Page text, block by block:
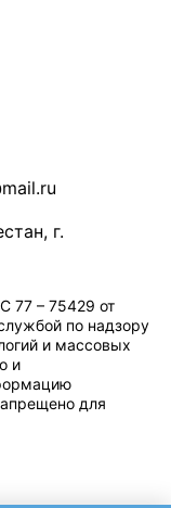
г.
77 – 75429 от
по надзору
и массовых
и
для